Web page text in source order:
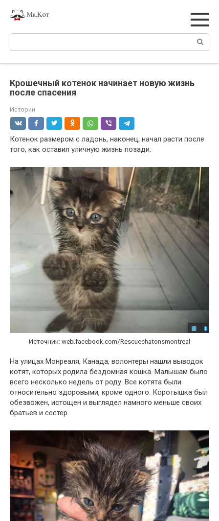
Поиск:
Крошечный котенок начинает новую жизнь
после спасения
Истории
Котенок размером с ладонь, наконец, начал расти после
того, как оставил уличную жизнь позади.
Источник: web.facebook.com/Rescuechatonsmontreal
На улицах Монреаля, Канада, волонтеры нашли выводок
котят, которых родила бездомная кошка. Малышам было
всего несколько недель от роду. Все котята были
относительно здоровыми, кроме одного. Коротышка был
обезвожен, истощен и выглядел намного меньше своих
братьев и сестер.